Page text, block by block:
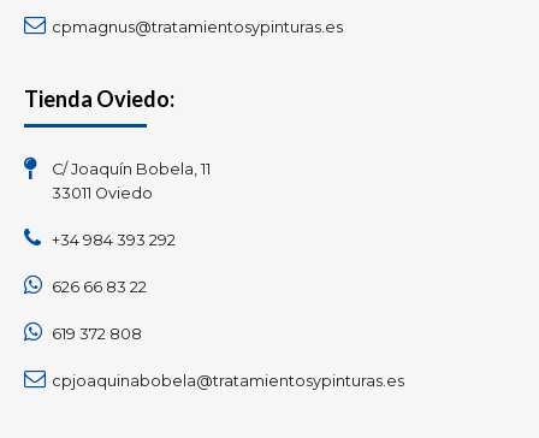
cpmagnus@tratamientosypinturas.es
Tienda Oviedo:
C/ Joaquín Bobela, 11
33011 Oviedo
+34 984 393 292
626 66 83 22
619 372 808
cpjoaquinabobela@tratamientosypinturas.es